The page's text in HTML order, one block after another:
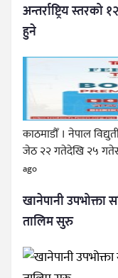
अन्तर्राष्ट्रिय
हुने
काठमाडौँ । नेपाल
जेठ २२ गतेदेखि २५
ago
खानेपानी उपभोक्ता
तालिम सुरु